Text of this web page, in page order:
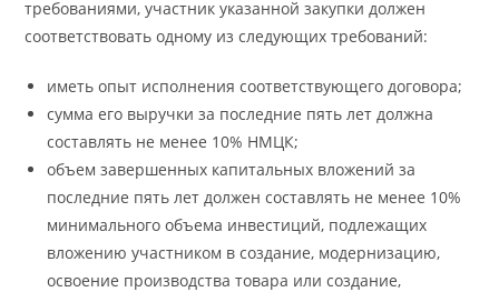
требованиями, участник указанной закупки должен
соответствовать одному из следующих требований:
иметь опыт исполнения соответствующего договора;
сумма его выручки за последние пять лет должна
составлять не менее 10% НМЦК;
объем завершенных капитальных вложений за
последние пять лет должен составлять не менее 10%
минимального объема инвестиций, подлежащих
вложению участником в создание, модернизацию,
освоение производства товара или создание,